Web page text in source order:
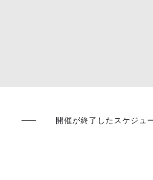
開催が終了したスケジュ